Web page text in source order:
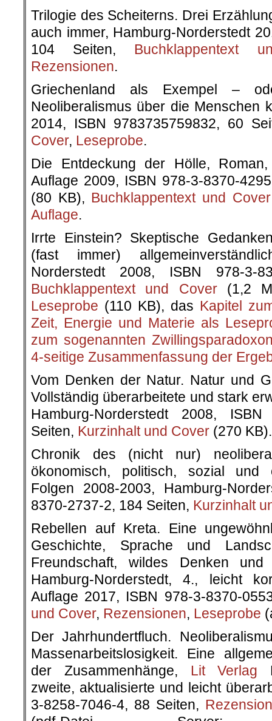
Trilogie des Scheiterns. Drei
auch immer, Hamburg-Norderstedt
104 Seiten, Buchklappentext
Rezensionen.
Griechenland als Exempel –
Neoliberalismus über die Menschen
2014, ISBN 9783735759832, 60
Cover, Leseprobe.
Die Entdeckung der Hölle,
Auflage 2009, ISBN 978-3-8370-
(80 KB), Buchklappentext und Cover
Auflage.
Irrte Einstein? Skeptische
(fast immer)
Norderstedt 2008, ISBN 978-3-
Buchklappentext und Cover(1,2
Leseprobe (110 KB), das Kapitel
Zeit, Energie und Materie als
zum sogenannten
4-seitige Zusammenfassung der
Vom Denken der Natur. Natur und
Vollständig überarbeitete und stark
Hamburg-Norderstedt 2008,
Seiten, Kurzinhalt und Cover (270 KB).
Chronik des (nicht nur)
ökonomisch, politisch, sozial und
Folgen 2008-2003, Hamburg-
8370-2737-2, 184 Seiten, Kurzinhalt
Rebellen auf Kreta. Eine
Geschichte, Sprache und
Freundschaft, wildes Denken und
Hamburg-Norderstedt, 4., leicht
Auflage 2017, ISBN 978-3-8370-
und Cover, Rezensionen, Leseprobe
Der Jahrhundertfluch.
Massenarbeitslosigkeit. Eine
der Zusammenhänge, Lit Verlag
zweite, aktualisierte und leicht
3-8258-7046-4, 88 Seiten,